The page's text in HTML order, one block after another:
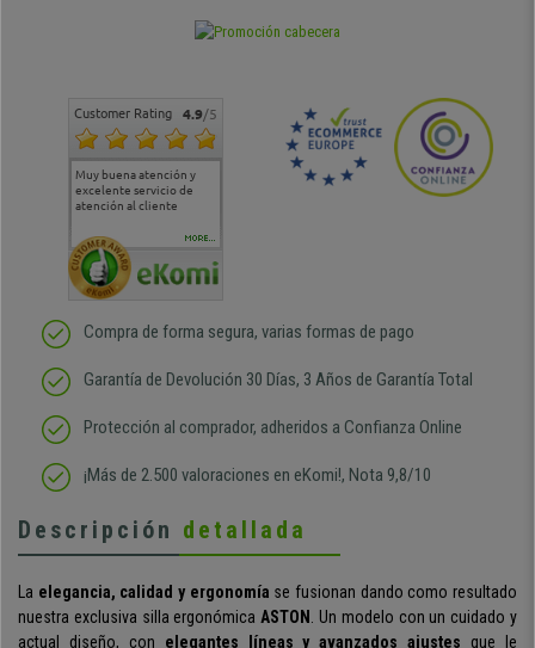
Customer Rating 4.9/5
Muy buena atención y
excelente servicio de
atención al cliente
Muy buena atención de
cara al asesoramiento
Si estoy contento
MORE...
Compra de forma segura, varias formas de pago
Garantía de Devolución 30 Días, 3 Años de Garantía Total
Protección al comprador, adheridos a Confianza Online
¡Más de 2.500 valoraciones en eKomi!, Nota 9,8/10
Descripción detallada
La elegancia, calidad y ergonomía se fusionan dando como resultado
nuestra exclusiva silla ergonómica ASTON
. Un modelo con un cuidado y
actual diseño, con elegantes líneas y avanzados ajustes que le